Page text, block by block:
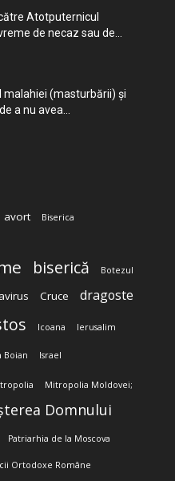
Atotputernicul
de necaz sau de...
malahiei (masturbării) şi
a nu avea...
avort Biserica
biserică Botezul
Cruce dragoste
Icoana Ierusalim
Boian Israel
Mitropolia Moldovei;
Domnului
Patriarhia de la Moscova
Ortodoxe Române